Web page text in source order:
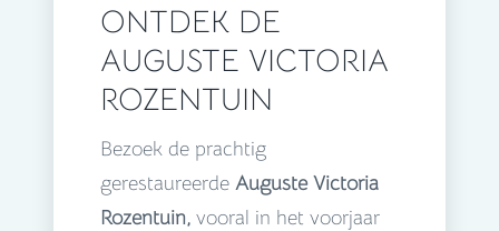
ONTDEK DE
AUGUSTE VICTORIA
ROZENTUIN
Bezoek de prachtig
gerestaureerde Auguste Victoria
Rozentuin, vooral in het voorjaar